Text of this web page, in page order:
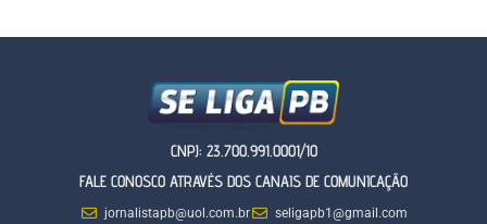
CNPJ: 23.700.991.0001/10
FALE CONOSCO ATRAVÉS DOS CANAIS DE COMUNICAÇÃO
jornalistapb@uol.com.br
seligapb1@gmail.com